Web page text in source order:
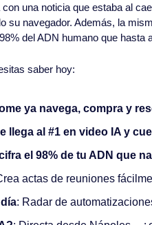
una noticia que estaba al
su navegador. Además, la
del ADN humano que hasta
saber hoy:
ya navega, compra y
llega al #1 en video IA y
el 98% de tu ADN que
actas de reuniones
: Radar de